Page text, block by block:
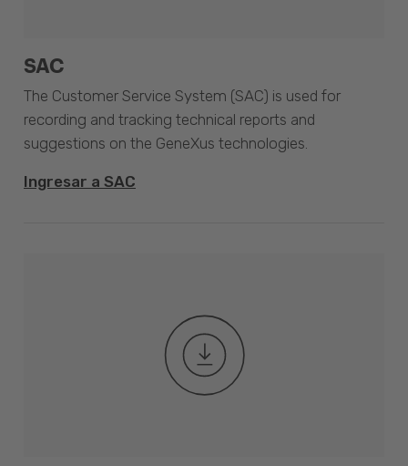
SAC
The Customer Service System (SAC) is used for
recording and tracking technical reports and
suggestions on the GeneXus technologies.
Ingresar a SAC